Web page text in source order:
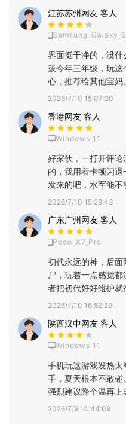
江苏苏州网友 客人
界面挺干净的，没
孩今年三年级，玩
心，推荐给其他宝妈。
2026/7/10 15:07:20
香港网友 客人
Windows 11
好家伙，一打开评
的，我用着卡顿闪
发来的吧，水军能不
2026/7/10 15:28:43
广东广州网友 客人
Poco_X7_Pro
初代永远的神，后
尸，玩着一点感觉
者把初代好好维护就
2026/7/10 16:52:29
陕西汉中网友 客人
Windows 11
手机玩这游戏发热太
手，夏天根本不敢碰
强烈建议降个温再上
2026/7/9 14:44:09